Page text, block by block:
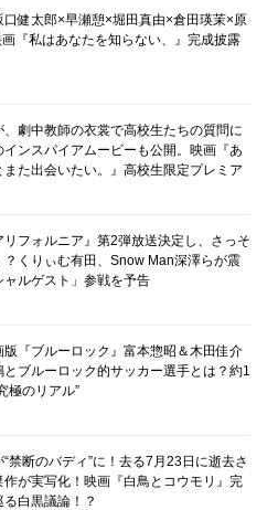
口健太郎×早瀬憩×堀田真由×倉田瑛茉×原
『私はあなたを知らない、』完成披露
劇中教師の衣裳で高校生たちの質問に
ンスパイアムービーも公開。映画『あ
た出会いたい。』高校生限定プレミア
リフォルニア』第2弾放送決定し、さっそ
？くりぃむ有田、Snow Man深澤らが震
ルゲスト」参戦を予告
版『ブルーロック』富本惣昭＆木田佳介
ブルーロック的サッカー選手とは？約1
極のリアル”
禁断のバディ”に！去る7月23日に逝去さ
が実写化！映画『白鳥とコウモリ』完
白黒議論！？